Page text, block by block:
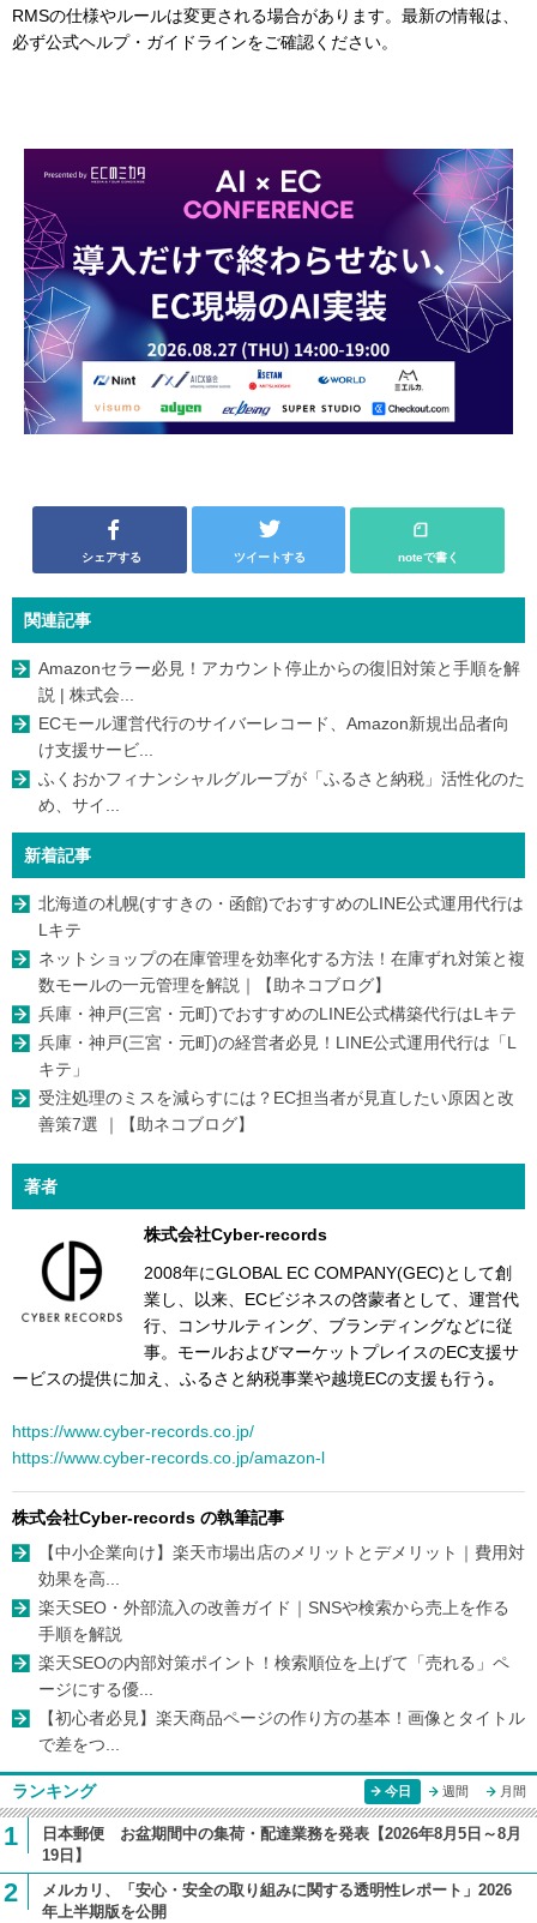
RMSの仕様やルールは変更される場合があります。最新の情報は、
必ず公式ヘルプ・ガイドラインをご確認ください。
シェアする ツイートする noteで書く
関連記事
Amazonセラー必見！アカウント停止からの復旧対策と手順を解
説 | 株式会...
ECモール運営代行のサイバーレコード、Amazon新規出品者向
け支援サービ...
ふくおかフィナンシャルグループが「ふるさと納税」活性化のた
め、サイ...
新着記事
北海道の札幌(すすきの・函館)でおすすめのLINE公式運用代行は
Lキテ
ネットショップの在庫管理を効率化する方法！在庫ずれ対策と複
数モールの一元管理を解説｜【助ネコブログ】
兵庫・神戸(三宮・元町)でおすすめのLINE公式構築代行はLキテ
兵庫・神戸(三宮・元町)の経営者必見！LINE公式運用代行は「L
キテ」
受注処理のミスを減らすには？EC担当者が見直したい原因と改
善策7選 ｜【助ネコブログ】
著者
株式会社Cyber-records
2008年にGLOBAL EC COMPANY(GEC)として創
業し、以来、ECビジネスの啓蒙者として、運営代
行、コンサルティング、ブランディングなどに従
事。モールおよびマーケットプレイスのEC支援サ
ービスの提供に加え、ふるさと納税事業や越境ECの支援も行う｡
https://www.cyber-records.co.jp/
https://www.cyber-records.co.jp/amazon-l
株式会社Cyber-records の執筆記事
【中小企業向け】楽天市場出店のメリットとデメリット｜費用対
効果を高...
楽天SEO・外部流入の改善ガイド｜SNSや検索から売上を作る
手順を解説
楽天SEOの内部対策ポイント！検索順位を上げて「売れる」ペ
ージにする優...
【初心者必見】楽天商品ページの作り方の基本！画像とタイトル
で差をつ...
ランキング 今日 週間 月間
1
日本郵便 お盆期間中の集荷・配達業務を発表【2026年8月5日～8月
19日】
2
メルカリ、「安心・安全の取り組みに関する透明性レポート」2026
年上半期版を公開